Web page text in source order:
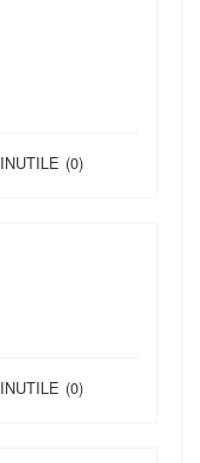
INUTILE (0)
INUTILE (0)